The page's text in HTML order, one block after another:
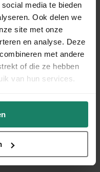
media te bieden
Ook delen we
site met onze
en analyse. Deze
met andere
of die ze hebben
van hun services.